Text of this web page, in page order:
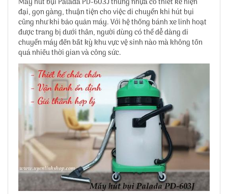
đại, gọn gàng, thuận tiện cho việc di chuyển khi hút bụi
cũng như khi bảo quản máy. Với hệ thống bánh xe linh hoạt
được trang bị dưới thân, người dùng có thể dễ dàng di
chuyển máy đến bất kỳ khu vực vệ sinh nào mà không tốn
quá nhiều thời gian và công sức.